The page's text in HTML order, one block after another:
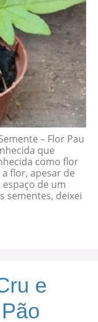
– Flor Pau
que
como flor
flor, apesar de
de um
sementes, deixei
e